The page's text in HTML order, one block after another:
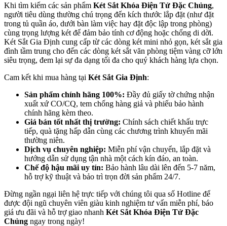
Khi tìm kiếm các sản phẩm Két Sắt Khóa Điện Tử Đặc Chủng,
người tiêu dùng thường chú trọng đến kích thước lắp đặt (như đặt
trong tủ quần áo, dưới bàn làm việc hay đặt độc lập trong phòng)
cùng trọng lượng két để đảm bảo tính cơ động hoặc chống di dời.
Két Sắt Gia Định cung cấp từ các dòng két mini nhỏ gọn, két sắt gia
đình tầm trung cho đến các dòng két sắt văn phòng tiệm vàng cỡ lớn
siêu trọng, đem lại sự đa dạng tối đa cho quý khách hàng lựa chọn.
Cam kết khi mua hàng tại Két Sắt Gia Định:
Sản phẩm chính hãng 100%: Đầy đủ giấy tờ chứng nhận
xuất xứ CO/CQ, tem chống hàng giả và phiếu bảo hành
chính hãng kèm theo.
Giá bán tốt nhất thị trường: Chính sách chiết khấu trực
tiếp, quà tặng hấp dẫn cùng các chương trình khuyến mãi
thường niên.
Dịch vụ chuyên nghiệp: Miễn phí vận chuyển, lắp đặt và
hướng dẫn sử dụng tận nhà một cách kín đáo, an toàn.
Chế độ hậu mãi uy tín: Bảo hành lâu dài lên đến 5-7 năm,
hỗ trợ kỹ thuật và bảo trì trọn đời sản phẩm 24/7.
Đừng ngần ngại liên hệ trực tiếp với chúng tôi qua số Hotline để
được đội ngũ chuyên viên giàu kinh nghiệm tư vấn miễn phí, báo
giá ưu đãi và hỗ trợ giao nhanh Két Sắt Khóa Điện Tử Đặc
Chủng ngay trong ngày!